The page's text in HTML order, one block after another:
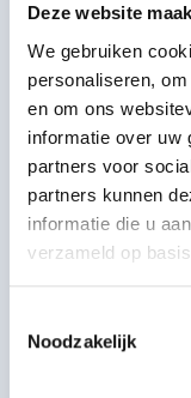
Deze website
We gebruiken
personaliseren,
en om ons
informatie over uw
partners voor
partners kunnen
informatie die u
verzameld op
Noodzakelijk
Hoe is
zitten?
De
samen met
alleen op
Lees hier